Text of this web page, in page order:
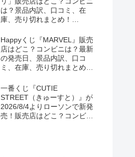
は？景品内訳、口コミ、在
庫、売り切れまとめ！
新発売！
Happyくじ『MARVEL』販売
店はどこ？コンビニは？最新
の発売日、景品内訳、口コ
ミ、在庫、売り切れまとめ！
ニュー・デイが2026/8/7より
ローソン、ファミマなどで新
発売！
一番くじ『CUTIE
STREET（きゅーすと）』が
2026/8/4よりローソンで新発
売！販売店はどこ？コンビニ